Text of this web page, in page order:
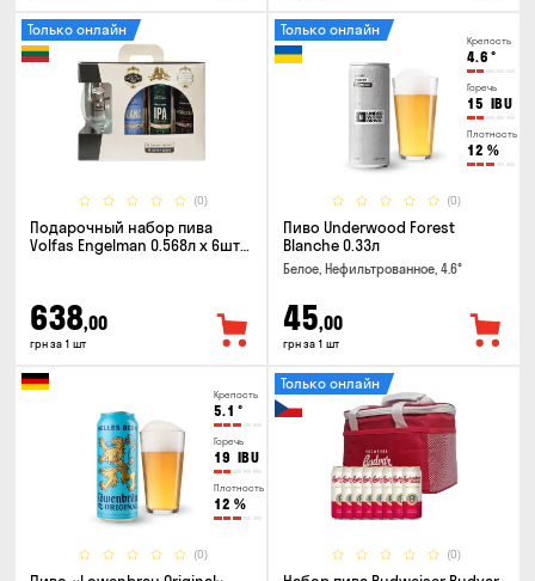
(0)
Только онлайн
Подарочный набор пива
Volfas Engelman 0.568л x 6шт +
638,00
грн за 1 шт
Крепость
4.6 °
Горечь
15 IBU
Плотность
12 %
(0)
Только онлайн
Пиво Underwood Forest
Blanche 0.33л
Белое, Нефильтрованное, 4.6°
45,00
грн за 1 шт
Крепость
5.1 °
Горечь
19 IBU
Плотность
12 %
(0) (0)
Только онлайн